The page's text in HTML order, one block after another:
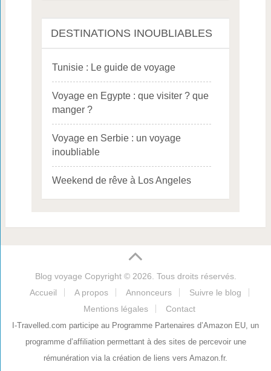
DESTINATIONS INOUBLIABLES
Tunisie : Le guide de voyage
Voyage en Egypte : que visiter ? que
manger ?
Voyage en Serbie : un voyage
inoubliable
Weekend de rêve à Los Angeles
Blog voyage Copyright © 2026. Tous droits réservés.
Accueil
A propos Annonceurs
Suivre le blog
Mentions légales
Contact
I-Travelled.com participe au Programme Partenaires d’Amazon EU, un
programme d’affiliation permettant à des sites de percevoir une
rémunération via la création de liens vers Amazon.fr.